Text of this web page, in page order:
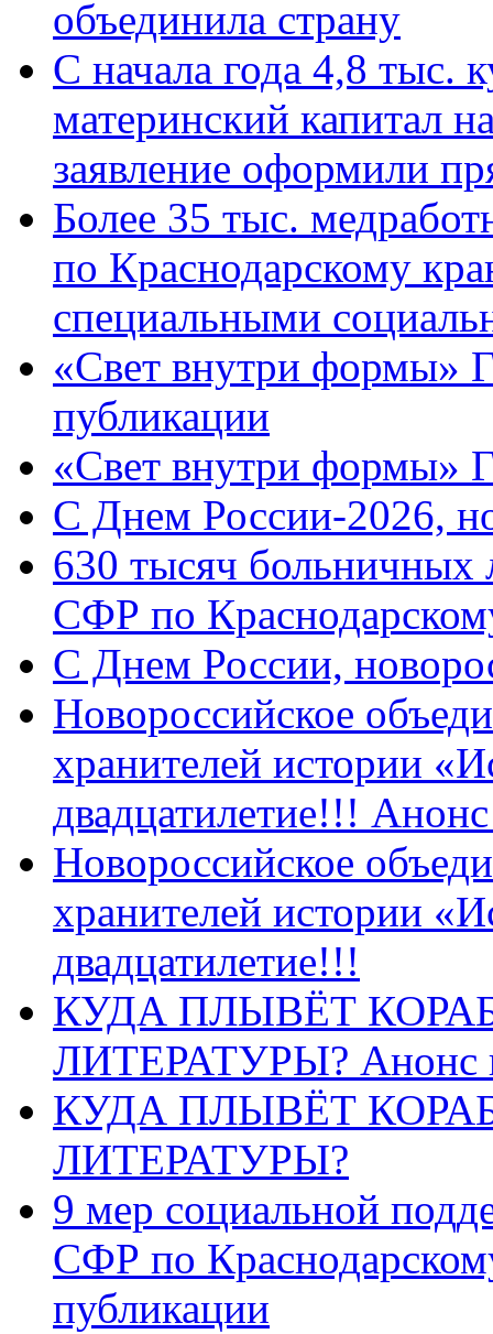
объединила страну
С начала года 4,8 тыс.
материнский капитал
заявление оформили
Более 35 тыс.
по Краснодарскому
специальными
«Свет внутри формы»
публикации
«Свет внутри формы»
C Днем России-2026,
630 тысяч больничных
СФР по
C Днем России,
Новороссийское
хранителей истории
двадцатилетие!!!
Новороссийское
хранителей истории
двадцатилетие!!!
КУДА ПЛЫВЁТ
ЛИТЕРАТУРЫ? Анонс
КУДА ПЛЫВЁТ
ЛИТЕРАТУРЫ?
9 мер социальной
СФР по
публикации